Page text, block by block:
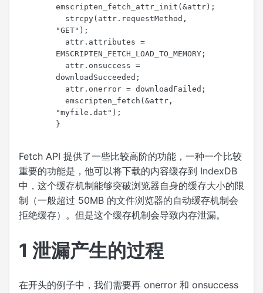
emscripten_fetch_attr_init (&attr);
strcpy
"GET" );
EMSCRIPTEN_FETCH_LOAD_TO_MEMORY;
downloadSucceeded;
  attr.onerror = downloadFailed;
emscripten_fetch
"myfile.dat" );
}
Fetch API 提供了一些比较高阶的功能，一种一个比较
重要的功能是，他可以将下载的内容缓存到 IndexDB
中，这个缓存机制能够突破浏览器自身的缓存大小的限
制（一般超过 50MB 的文件浏览器的自动缓存机制会
拒绝缓存）。但是这个缓存机制会导致内存泄漏。
1 泄漏产生的过程
在开头的例子中，我们需要再 onerror 和 onsuccess